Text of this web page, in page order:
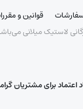
قوانین و
لاستیک میلانی
اعتماد برای مشتریان